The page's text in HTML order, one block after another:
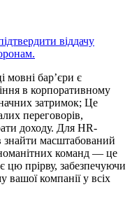
віддачу
мовні бар’єри є
в корпоративному
затримок; Це
переговорів,
доходу. Для HR-
знайти масштабований
команд — це
цю прірву, забезпечуючи
вашої компанії у всіх